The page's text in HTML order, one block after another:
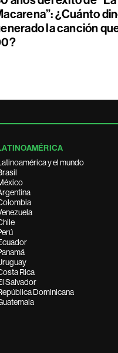
¿Cuánto
la canción
y el mundo
Rica
Salvador
Dominicana